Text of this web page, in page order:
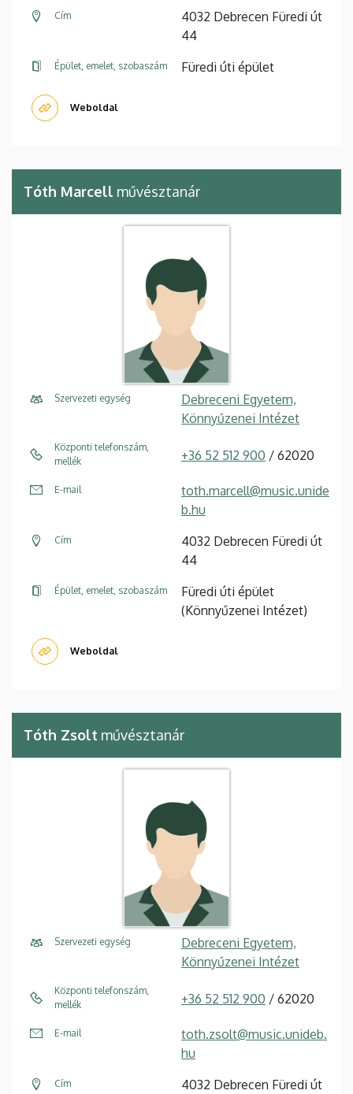
Cím
4032 Debrecen Füredi út
44
Épület, emelet, szobaszám Füredi úti épület
Weboldal
Tóth Marcell művésztanár
Szervezeti egység
Debreceni Egyetem,
Könnyűzenei Intézet
Központi telefonszám,
mellék
+36 52 512 900 / 62020
E-mail
toth.marcell@music.unide
b.hu
Cím
4032 Debrecen Füredi út
44
Épület, emelet, szobaszám
Füredi úti épület
(Könnyűzenei Intézet)
Weboldal
Tóth Zsolt művésztanár
Szervezeti egység
Debreceni Egyetem,
Könnyűzenei Intézet
Központi telefonszám,
mellék
+36 52 512 900 / 62020
E-mail
toth.zsolt@music.unideb.
hu
Cím
4032 Debrecen Füredi út